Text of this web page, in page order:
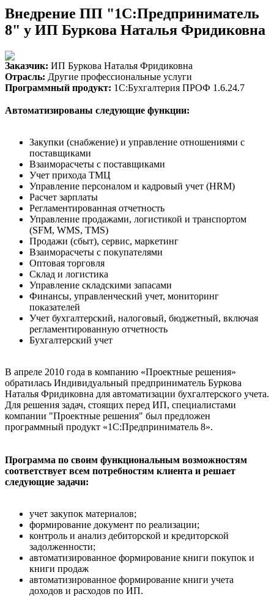
Внедрение ПП "1С:Предприниматель
8" у ИП Буркова Наталья Фридиковна
Заказчик: ИП Буркова Наталья Фридиковна
Отрасль: Другие профессиональные услуги
Программный продукт: 1С:Бухгалтерия ПРОФ 1.6.24.7
Автоматизированы следующие функции:
Закупки (снабжение) и управление отношениями с
поставщиками
Взаиморасчеты с поставщиками
Учет прихода ТМЦ
Управление персоналом и кадровый учет (HRM)
Расчет зарплаты
Регламентированная отчетность
Управление продажами, логистикой и транспортом
(SFM, WMS, TMS)
Продажи (сбыт), сервис, маркетинг
Взаиморасчеты с покупателями
Оптовая торговля
Склад и логистика
Управление складскими запасами
Финансы, управленческий учет, мониторинг
показателей
Учет бухгалтерский, налоговый, бюджетный, включая
регламентированную отчетность
Бухгалтерский учет
В апреле 2010 года в компанию «Проектные решения»
обратилась Индивидуальный предприниматель Буркова
Наталья Фридиковна для автоматизации бухгалтерского учета.
Для решения задач, стоящих перед ИП, специалистами
компании "Проектные решения" был предложен
программный продукт «1С:Предприниматель 8».
Программа по своим функциональным возможностям
соответствует всем потребностям клиента и решает
следующие задачи:
учет закупок материалов;
формирование документ по реализации;
контроль и анализ дебиторской и кредиторской
задолженности;
автоматизированное формирование книги покупок и
книги продаж
автоматизированное формирование книги учета
доходов и расходов по ИП.